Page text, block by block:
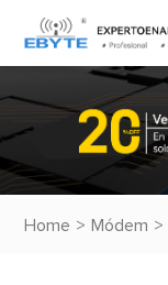
Home > Módem >